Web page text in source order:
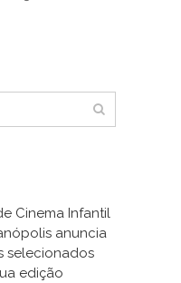
Cinema Infantil
anuncia
selecionados
edição